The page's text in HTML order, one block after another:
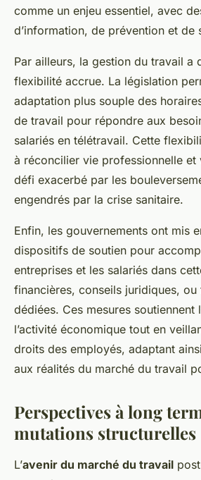
comme un enjeu essentiel, avec
d’information, de prévention et de
Par ailleurs, la gestion du travail a
flexibilité accrue. La législation
adaptation plus souple des
de travail pour répondre aux
salariés en télétravail. Cette
à réconcilier vie professionnelle et
défi exacerbé par les
engendrés par la crise sanitaire.
Enfin, les gouvernements ont mis
dispositifs de soutien pour
entreprises et les salariés dans
financières, conseils juridiques,
dédiées. Ces mesures soutiennent
l’activité économique tout en
droits des employés, adaptant
aux réalités du marché du travail
Perspectives à long
mutations structurelles
L’avenir du marché du travail